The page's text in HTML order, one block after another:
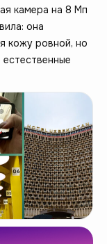
камера на 8 Мп
она
кожу ровной, но